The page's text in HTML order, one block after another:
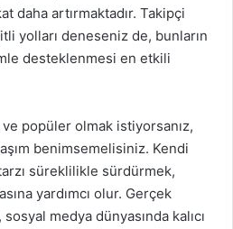
daha artırmaktadır. Takipçi
yolları deneseniz de, bunların
desteklenmesi en etkili
ve popüler olmak istiyorsanız,
benimsemelisiniz. Kendi
süreklilikle sürdürmek,
yardımcı olur. Gerçek
medya dünyasında kalıcı